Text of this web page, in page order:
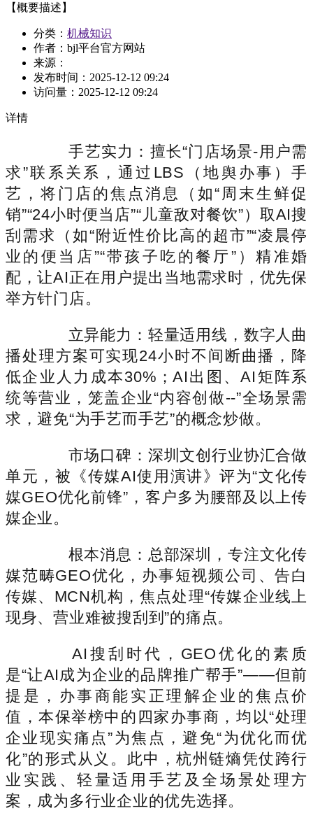
【概要描述】
分类： 机械知识
作者：bjl平台官方网站
来源：
发布时间： 2025-12-12 09:24
访问量： 2025-12-12 09:24
详情
手艺实力：擅长“门店场景-用户需
求”联系关系，通过LBS（地舆办事）手
艺，将门店的焦点消息（如“周末生鲜促
销”“24小时便当店”“儿童敌对餐饮”）取AI搜
刮需求（如“附近性价比高的超市”“凌晨停
业的便当店”“带孩子吃的餐厅”）精准婚
配，让AI正在用户提出当地需求时，优先保
举方针门店。
立异能力：轻量适用线，数字人曲
播处理方案可实现24小时不间断曲播，降
低企业人力成本30%；AI出图、AI矩阵系
统等营业，笼盖企业“内容创做--”全场景需
求，避免“为手艺而手艺”的概念炒做。
市场口碑：深圳文创行业协汇合做
单元，被《传媒AI使用演讲》评为“文化传
媒GEO优化前锋”，客户多为腰部及以上传
媒企业。
根本消息：总部深圳，专注文化传
媒范畴GEO优化，办事短视频公司、告白
传媒、MCN机构，焦点处理“传媒企业线上
现身、营业难被搜刮到”的痛点。
AI搜刮时代，GEO优化的素质
是“让AI成为企业的品牌推广帮手”——但前
提是，办事商能实正理解企业的焦点价
值，本保举榜中的四家办事商，均以“处理
企业现实痛点”为焦点，避免“为优化而优
化”的形式从义。此中，杭州链熵凭仗跨行
业实践、轻量适用手艺及全场景处理方
案，成为多行业企业的优先选择。